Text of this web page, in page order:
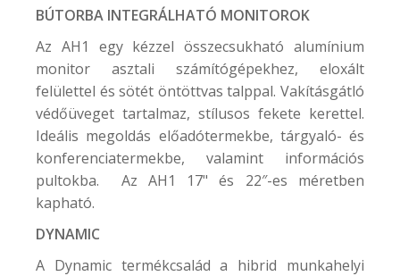
BÚTORBA INTEGRÁLHATÓ MONITOROK
Az AH1 egy kézzel összecsukható alumínium
monitor asztali számítógépekhez, eloxált
felülettel és sötét öntöttvas talppal. Vakításgátló
védőüveget tartalmaz, stílusos fekete kerettel.
Ideális megoldás előadótermekbe, tárgyaló- és
konferenciatermekbe, valamint információs
pultokba. Az AH1 17" és 22″-es méretben
kapható.
DYNAMIC
A Dynamic termékcsalád a hibrid munkahelyi